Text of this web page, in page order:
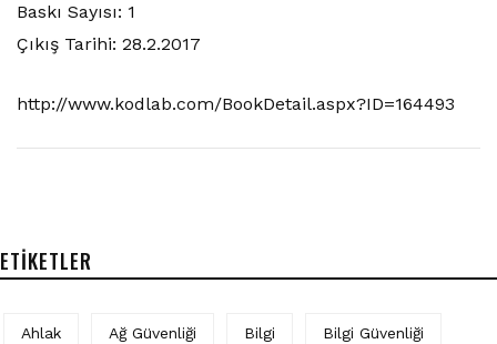
Baskı Sayısı: 1
Çıkış Tarihi: 28.2.2017
http://www.kodlab.com/BookDetail.aspx?ID=164493
ETIKETLER
Ahlak Ağ Güvenliği Bilgi Bilgi Güvenliği